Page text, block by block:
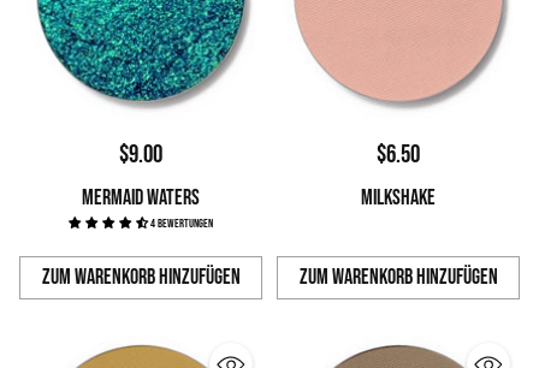
$9.00
MERMAID WATERS
4 Bewertungen
Zum Warenkorb hinzufügen
Anzahl
$6.50
MILKSHAKE
Zum Warenkorb hinzufügen
Anzahl